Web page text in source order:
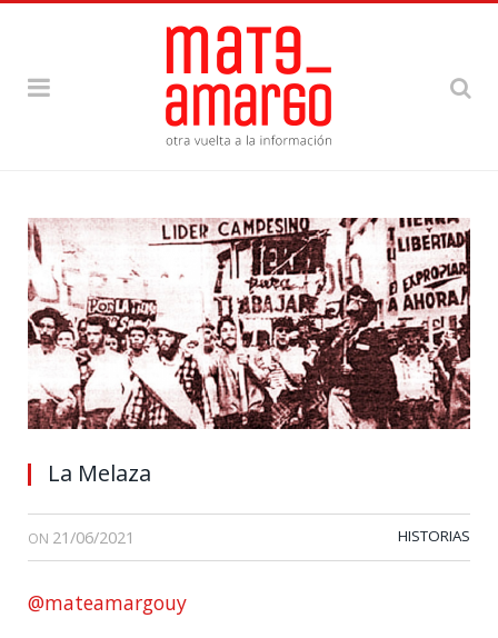
La Melaza
ON 21/06/2021 HISTORIAS
@mateamargouy